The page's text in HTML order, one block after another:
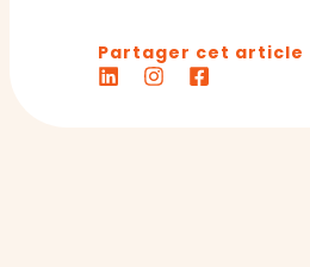
Partager cet article